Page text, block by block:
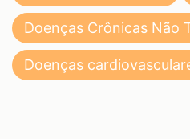
Doenças Crônicas Não
Doenças